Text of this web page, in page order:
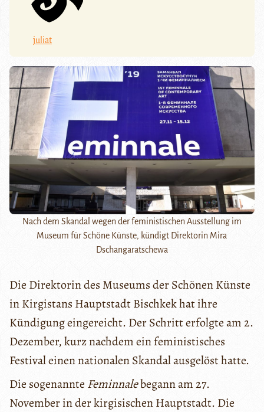
juliat
Nach dem Skandal wegen der feministischen Ausstellung im
Museum für Schöne Künste, kündigt Direktorin Mira
Dschangaratschewa
Die Direktorin des Museums der Schönen Künste
in Kirgistans Hauptstadt Bischkek hat ihre
Kündigung eingereicht. Der Schritt erfolgte am 2.
Dezember, kurz nachdem ein feministisches
Festival einen nationalen Skandal ausgelöst hatte.
Die sogenannte Feminnalebegann am 27.
November in der kirgisischen Hauptstadt. Die